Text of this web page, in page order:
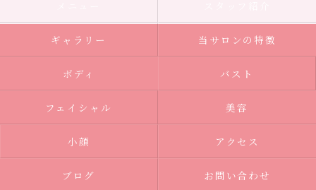
ギャラリー 当サロンの特徴
ボディ バスト
フェイシャル
小顔
美容
アクセス
ブログ お問い合わせ